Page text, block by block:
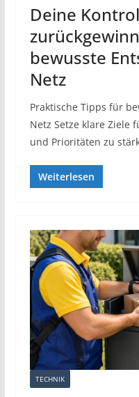
Deine
bewusste
Netz
Praktische Tipps für
Netz Setze klare Ziele
und Prioritäten zu
Weiterlesen
TECHNIK